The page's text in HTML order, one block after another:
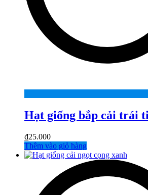
Hạt giống bắp cải trái
₫25.000
Thêm vào giỏ hàng